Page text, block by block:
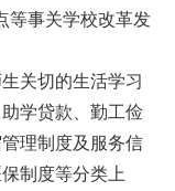
等事关学校改革发
关切的生活学习
学贷款、勤工俭
理制度及服务信
制度等分类上